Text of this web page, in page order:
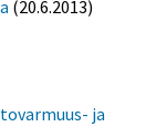
(20.6.2013)
ja